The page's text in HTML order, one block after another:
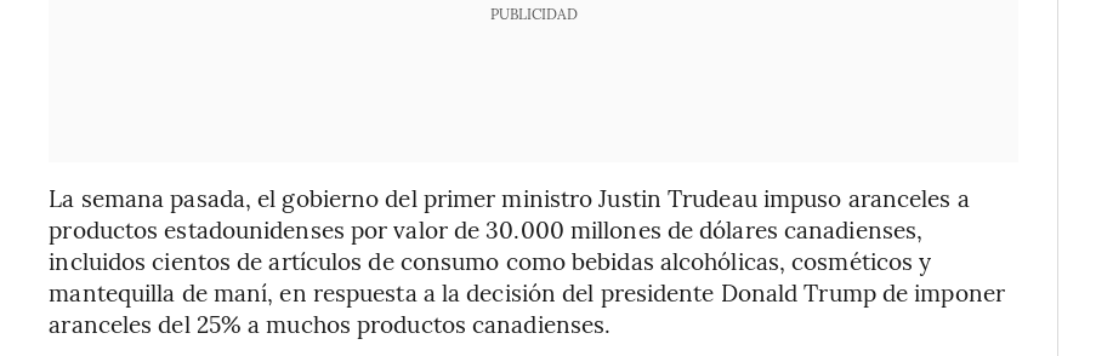
PUBLICIDAD
La semana pasada, el gobierno del primer ministro Justin Trudeau impuso aranceles a
productos estadounidenses por valor de 30.000 millones de dólares canadienses,
incluidos cientos de artículos de consumo como bebidas alcohólicas, cosméticos y
mantequilla de maní, en respuesta a la decisión del presidente Donald Trump de imponer
aranceles del 25% a muchos productos canadienses.